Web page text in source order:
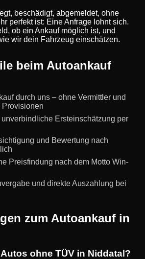
beschädigt, abgemeldet, ohne
perfekt ist: Eine Anfrage lohnt sich.
ob ein Ankauf möglich ist, und
wir dein Fahrzeug einschätzen.
beim Autoankauf
durch uns – ohne Vermittler und
Provisionen
Ersteinschätzung per
und Bewertung nach
Preisfindung nach dem Motto Win-
und direkte Auszahlung bei
zum Autoankauf in
ohne TÜV in Niddatal?